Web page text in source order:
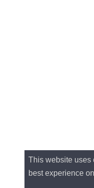
This website uses
best experience